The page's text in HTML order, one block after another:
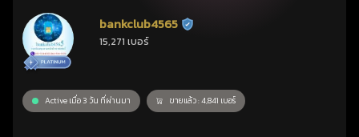
bankclub4565 ร้านยืนยันแล้ว
15,271 เบอร์
Active เมื่อ 3 วัน ที่ผ่านมา ขายแล้ว : 4,841 เบอร์